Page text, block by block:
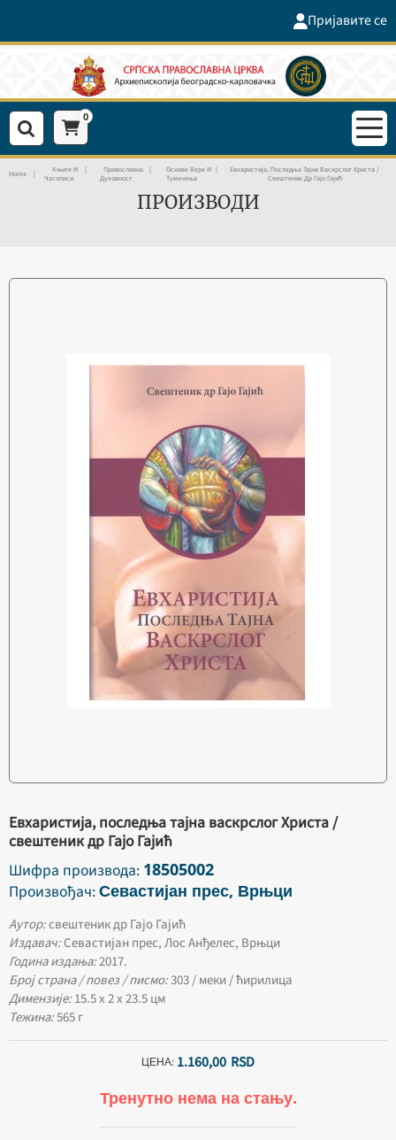
Пријавите се
0
Home
Књиге И
Часописи
Православна
Духовност
Основе Вере И
Тумачења
Евхаристија, Последња Тајна Васкрслог Христа /
Свештеник Др Гајо Гајић
ПРОИЗВОДИ
Евхаристија, последња тајна васкрслог Христа /
свештеник др Гајо Гајић
Шифра производа: 18505002
Произвођач:Севастијан прес, Врњци
Аутор:свештеник др Гајо Гајић
Издавач:Севастијан прес, Лос Анђелес, Врњци
Година издања:2017.
Број страна / повез / писмо:303 / меки / ћирилица
Димензије:15.5 х 2 х 23.5 цм
Тежина:565 г
ЦЕНА: 1.160,00 RSD
Тренутно нема на стању.